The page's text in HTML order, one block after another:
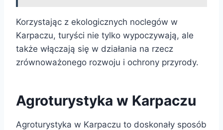
Korzystając z ekologicznych noclegów w
Karpaczu, turyści nie tylko wypoczywają, ale
także włączają się w działania na rzecz
zrównoważonego rozwoju i ochrony przyrody.
Agroturystyka w Karpaczu
Agroturystyka w Karpaczu to doskonały sposób